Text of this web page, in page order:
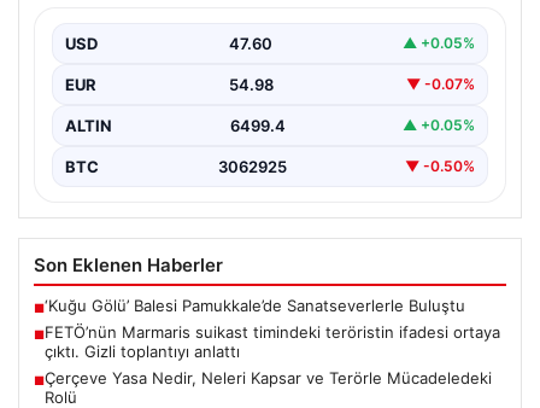
USD 47.60 ▲ +0.05%
EUR 54.98 ▼ -0.07%
ALTIN 6499.4 ▲ +0.05%
BTC 3062925 ▼ -0.50%
Son Eklenen Haberler
■‘Kuğu Gölü’ Balesi Pamukkale’de Sanatseverlerle Buluştu
■FETÖ’nün Marmaris suikast timindeki teröristin ifadesi ortaya
çıktı. Gizli toplantıyı anlattı
■Çerçeve Yasa Nedir, Neleri Kapsar ve Terörle Mücadeledeki
Rolü